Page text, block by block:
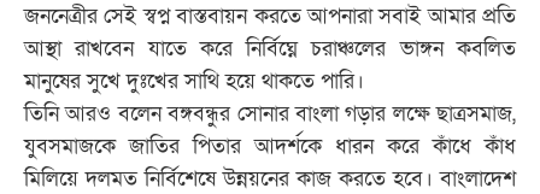
জননেত্রীর সেই স্বপ্ন বাস্তবায়ন করতে আপনারা সবাই আমার প্রতি
আস্থা রাখবেন যাতে করে নির্বিঘ্নে চরাঞ্চলের ভাঙ্গন কবলিত
মানুষের সুখে দুঃখের সাথি হয়ে থাকতে পারি।
তিনি আরও বলেন বঙ্গবন্ধুর সোনার বাংলা গড়ার লক্ষে ছাত্রসমাজ,
যুবসমাজকে জাতির পিতার আদর্শকে ধারন করে কাঁধে কাঁধ
মিলিয়ে দলমত নির্বিশেষে উন্নয়নের কাজ করতে হবে। বাংলাদেশ